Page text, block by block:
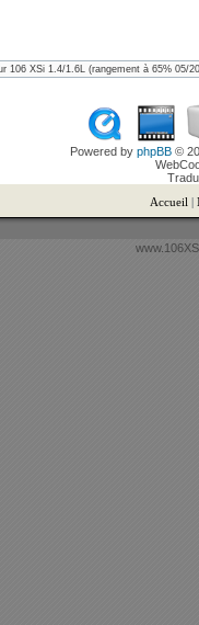
Powered by phpBB ©
Accueil |